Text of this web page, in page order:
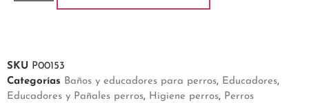
SKU P00153
Categorías Baños y educadores para perros, Educadores,
Educadores y Pañales perros, Higiene perros, Perros